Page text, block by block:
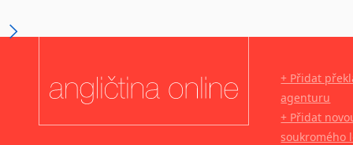
+ Přidat
agenturu
+ Přidat
soukromého